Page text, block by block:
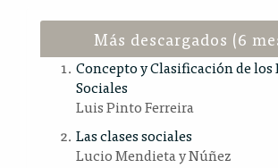
Más descargados (6
Concepto y Clasificación de los
Sociales
Luis Pinto Ferreira
Las clases sociales
Lucio Mendieta y Núñez